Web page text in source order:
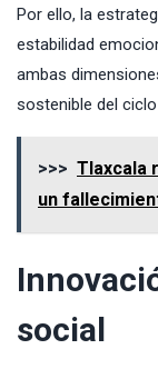
Por ello, la
estabilidad
ambas
sostenible del
>>> Tlaxcala
un
social